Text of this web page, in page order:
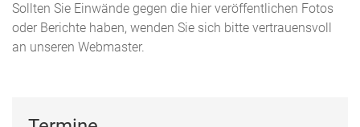
Sollten Sie Einwände gegen die hier veröffentlichen Fotos
oder Berichte haben, wenden Sie sich bitte vertrauensvoll
an unseren Webmaster.